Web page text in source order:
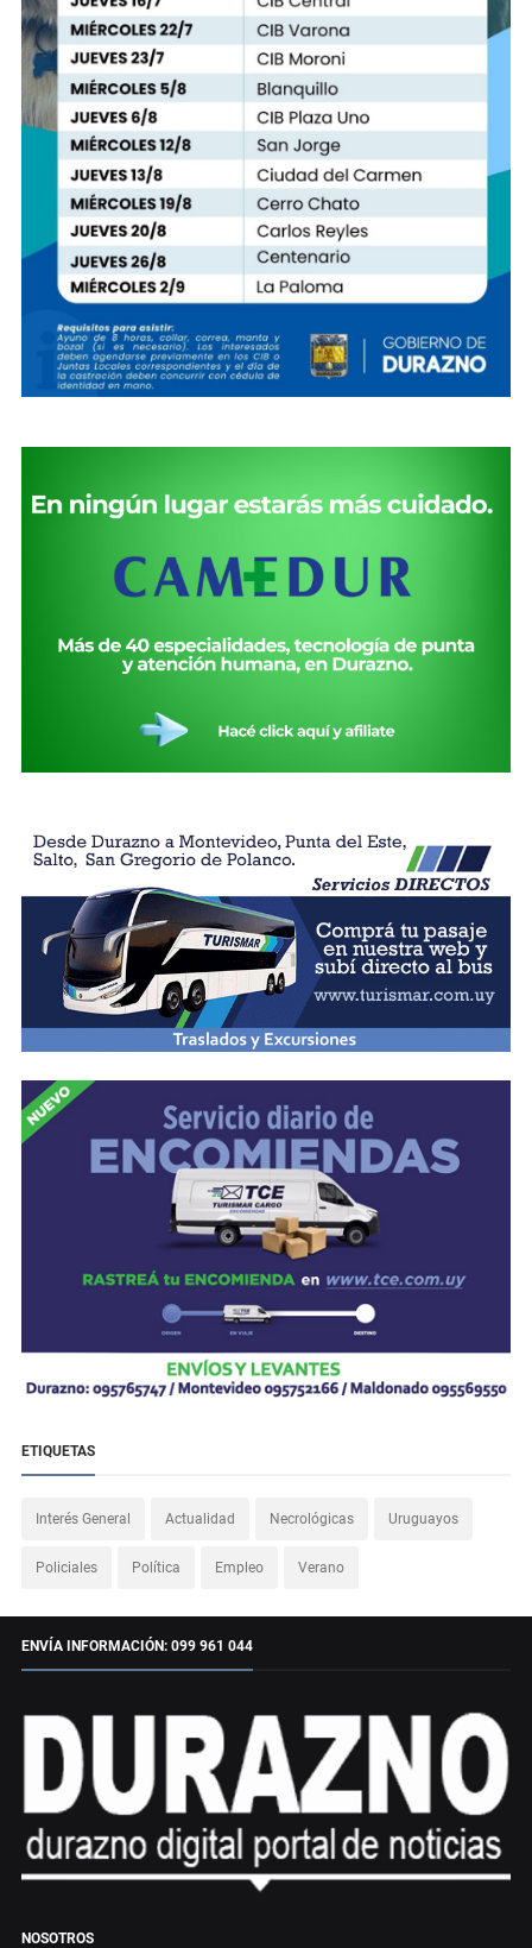
ETIQUETAS
Interés General Actualidad Necrológicas Uruguayos
Policiales Política Empleo Verano
ENVÍA INFORMACIÓN: 099 961 044
NOSOTROS